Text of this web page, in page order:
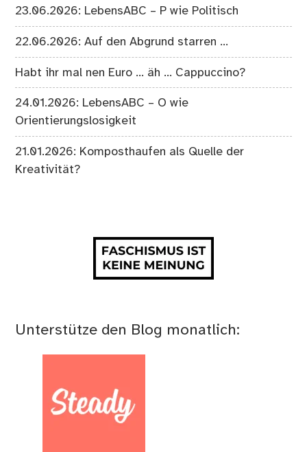
23.06.2026: LebensABC – P wie Politisch
22.06.2026: Auf den Abgrund starren …
Habt ihr mal nen Euro … äh … Cappuccino?
24.01.2026: LebensABC – O wie
Orientierungslosigkeit
21.01.2026: Komposthaufen als Quelle der
Kreativität?
Unterstütze den Blog monatlich: